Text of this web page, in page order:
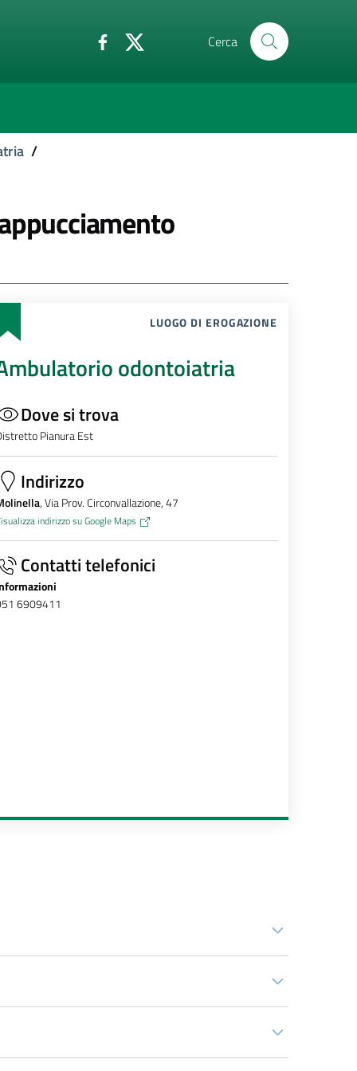
Cerca
/
LUOGO DI EROGAZIONE
odontoiatria
Dove si trova
Pianura Est
Indirizzo
, Via Prov. Circonvallazione, 47
indirizzo su Google Maps
Contatti telefonici
6909411